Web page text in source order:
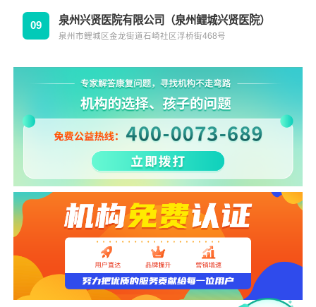
09 泉州兴贤医院有限公司（泉州鲤城兴贤医院）
泉州市鲤城区金龙街道石崎社区浮桥街468号